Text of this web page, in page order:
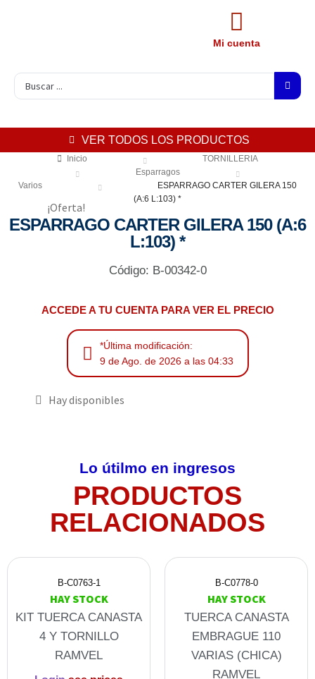
Mi cuenta
VER TODOS LOS PRODUCTOS
Inicio
TORNILLERIA
Esparragos
Varios
ESPARRAGO CARTER GILERA 150
(A:6 L:103) *
¡Oferta!
ESPARRAGO CARTER GILERA 150 (A:6
L:103) *
Código: B-00342-0
ACCEDE A TU CUENTA PARA VER EL PRECIO
*Última modificación:
9 de Ago. de 2026 a las 04:33
Hay disponibles
Lo útilmo en ingresos
PRODUCTOS
RELACIONADOS
B-C0763-1
HAY STOCK
KIT TUERCA CANASTA
4 Y TORNILLO
RAMVEL
B-C0778-0
HAY STOCK
TUERCA CANASTA
EMBRAGUE 110
VARIAS (CHICA)
RAMVEL